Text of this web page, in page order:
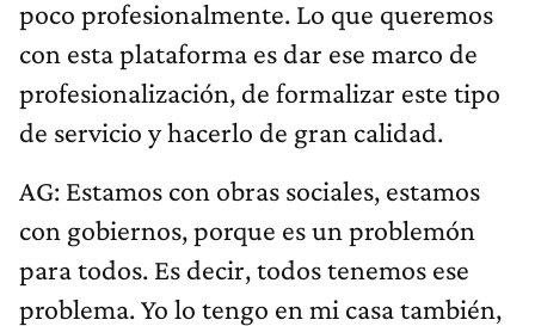
poco profesionalmente. Lo que queremos
con esta plataforma es dar ese marco de
profesionalización, de formalizar este tipo
de servicio y hacerlo de gran calidad.
AG: Estamos con obras sociales, estamos
con gobiernos, porque es un problemón
para todos. Es decir, todos tenemos ese
problema. Yo lo tengo en mi casa también,